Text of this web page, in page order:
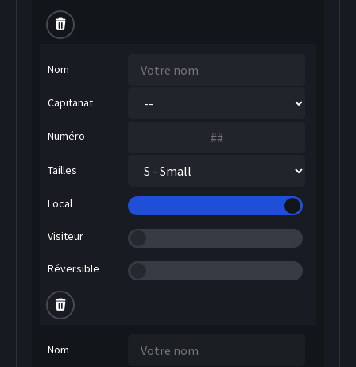
Nom
Capitanat
Numéro
Tailles
Local
Visiteur
Réversible
Nom